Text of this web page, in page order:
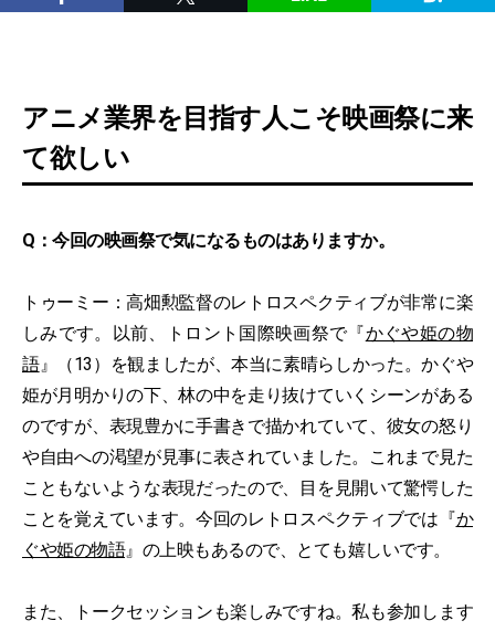
アニメ業界を目指す人こそ映画祭に来
て欲しい
Q：今回の映画祭で気になるものはありますか。
トゥーミー：高畑勲監督のレトロスペクティブが非常に楽
しみです。以前、トロント国際映画祭で『かぐや姫の物
語』（13）を観ましたが、本当に素晴らしかった。かぐや
姫が月明かりの下、林の中を走り抜けていくシーンがある
のですが、表現豊かに手書きで描かれていて、彼女の怒り
や自由への渇望が見事に表されていました。これまで見た
こともないような表現だったので、目を見開いて驚愕した
ことを覚えています。今回のレトロスペクティブでは『か
ぐや姫の物語』の上映もあるので、とても嬉しいです。
また、トークセッションも楽しみですね。私も参加します